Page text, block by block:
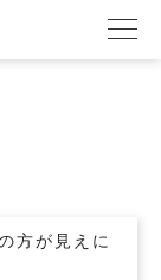
方が見えに